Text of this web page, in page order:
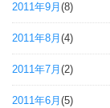
2011年9月 (8)
2011年8月 (4)
2011年7月 (2)
2011年6月 (5)